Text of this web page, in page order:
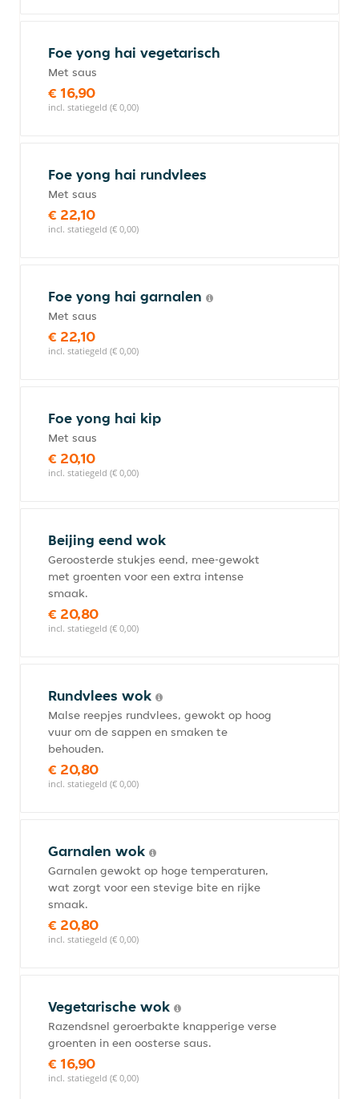
Foe yong hai vegetarisch
Met saus
€ 16,90
incl. statiegeld (€ 0,00)
Foe yong hai rundvlees
Met saus
€ 22,10
incl. statiegeld (€ 0,00)
Foe yong hai garnalen
Met saus
€ 22,10
incl. statiegeld (€ 0,00)
Foe yong hai kip
Met saus
€ 20,10
incl. statiegeld (€ 0,00)
Beijing eend wok
Geroosterde stukjes eend, mee-gewokt
met groenten voor een extra intense
smaak.
€ 20,80
incl. statiegeld (€ 0,00)
Rundvlees wok
Malse reepjes rundvlees, gewokt op hoog
vuur om de sappen en smaken te
behouden.
€ 20,80
incl. statiegeld (€ 0,00)
Garnalen wok
Garnalen gewokt op hoge temperaturen,
wat zorgt voor een stevige bite en rijke
smaak.
€ 20,80
incl. statiegeld (€ 0,00)
Vegetarische wok
Razendsnel geroerbakte knapperige verse
groenten in een oosterse saus.
€ 16,90
incl. statiegeld (€ 0,00)